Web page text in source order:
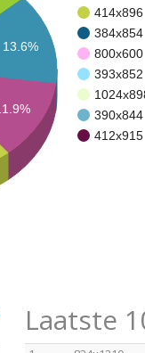
414x896
384x854
800x600
393x852
390x844
412x915
13.6%
Laatste